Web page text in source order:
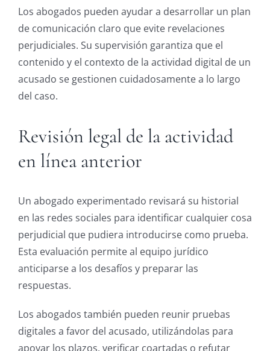
Los abogados pueden ayudar a desarrollar un plan
de comunicación claro que evite revelaciones
perjudiciales. Su supervisión garantiza que el
contenido y el contexto de la actividad digital de un
acusado se gestionen cuidadosamente a lo largo
del caso.
Revisión legal de la actividad
en línea anterior
Un abogado experimentado revisará su historial
en las redes sociales para identificar cualquier cosa
perjudicial que pudiera introducirse como prueba.
Esta evaluación permite al equipo jurídico
anticiparse a los desafíos y preparar las
respuestas.
Los abogados también pueden reunir pruebas
digitales a favor del acusado, utilizándolas para
apoyar los plazos, verificar coartadas o refutar